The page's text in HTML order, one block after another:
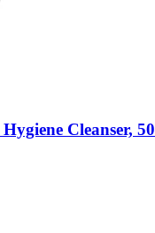
Cleanser,